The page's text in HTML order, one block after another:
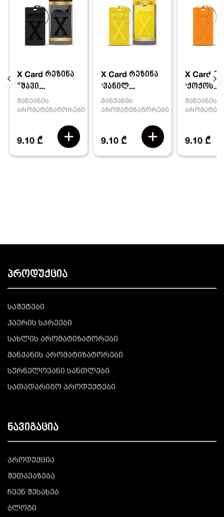
X Card რეზინა
“შავი...
მანქანის
არომატიზატორები
9.10 ₾
X Card რეზინა
'ვანილ...
მანქანის
არომატიზატორები
9.10 ₾
X Card
'ქოქოს...
მანქანის
9.10 ₾
პროდუქცია
საშეტები
ჰაერის სპრეები
სახლის არომატიზატორები
მანქანის არომატიზატორები
სურნელოვანი სანთლები
სათადარიგო პროდუქტები
ნავიგაცია
პროდუქცია
შეთავაზება
ჩვენ შესახებ
ბლოგი